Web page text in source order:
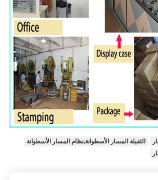
الثقيلة المسار الأسطوانة,نظام المسار الأسطوانة